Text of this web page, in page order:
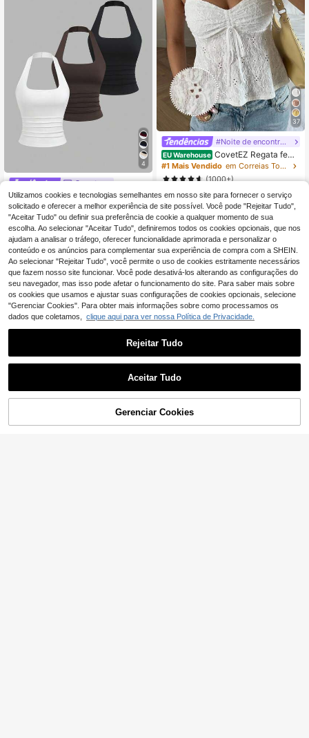
4
Sweetra
Sweetra Conjunto de 3 tops de alça
s para mulher, primavera/verão, cas
ual, de férias, confortável e versátil,
decote em U, corte slim, preto, bran
co e café
14,47€
37
#Noite de encontro relaxante
EU Warehouse CovetEZ Regata femi
nina branca vazada com amarraçã
o e estilo casual para férias.
#1 Mais Vendido
em Correias Tops, blusas e camisetas femininas
(1000+)
10 ,88€
COMPRE AGORA
Utilizamos cookies e tecnologias semelhantes em nosso site para fornecer o serviço
solicitado e oferecer a melhor experiência de site possível. Você pode "Rejeitar Tudo",
"Aceitar Tudo" ou definir sua preferência de cookie a qualquer momento de sua
escolha. Ao selecionar "Aceitar Tudo", definiremos todos os cookies opcionais, que nos
ajudam a analisar o tráfego, oferecer funcionalidade aprimorada e personalizar o
conteúdo e os anúncios para complementar sua experiência de compra com a SHEIN.
Ao selecionar "Rejeitar Tudo", você permite o uso de cookies estritamente necessários
que fazem nosso site funcionar. Você pode desativá-los alterando as configurações do
seu navegador, mas isso pode afetar o funcionamento do site. Para saber mais sobre
os cookies que usamos e ajustar suas configurações de cookies opcionais, selecione
"Gerenciar Cookies". Para obter mais informações sobre como processamos os
dados que coletamos, clique aqui para ver nossa Política de Privacidade.
Rejeitar Tudo
Aceitar Tudo
Gerenciar Cookies